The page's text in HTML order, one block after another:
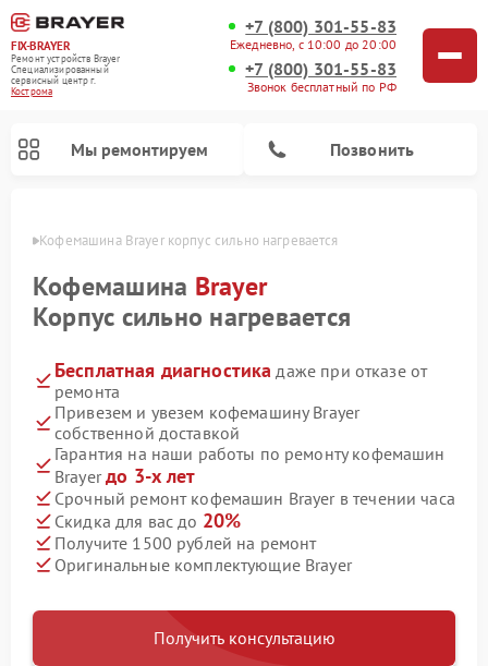
FIX-BRAYER
Ремонт устройств Brayer
Специализированный
cервисный центр г.
Кострома
+7 (800) 301-55-83
Ежедневно, с 10:00 до 20:00
+7 (800) 301-55-83
Звонок бесплатный по РФ
Мы ремонтируем Позвонить
Кофемашина Brayer корпус сильно нагревается
Кофемашина Brayer
Корпус сильно нагревается
Бесплатная диагностика даже при отказе от
ремонта
Привезем и увезем кофемашину Brayer
собственной доставкой
Гарантия на наши работы по ремонту кофемашин
Brayerдо 3-х лет
Срочный ремонт кофемашин Brayer в течении часа
Скидка для вас до 20%
Получите 1500 рублей на ремонт
Оригинальные комплектующие Brayer
Получить консультацию